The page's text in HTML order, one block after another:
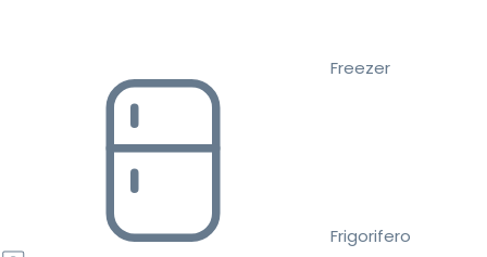
Freezer
Frigorifero